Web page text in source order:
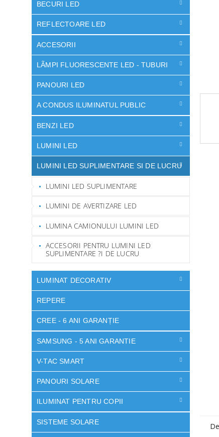
BECURI LED
REFLECTOARE LED
ACCESORII
LÃMPI FLUORESCENTE LED - TUBURI
PANOURI LED
A CONDUS ILUMINATUL PUBLIC
BENZI LED
LUMINI LED
LUMINI LED SUPLIMENTARE SI DE LUCRU
LUMINI LED SUPLIMENTARE
LUMINI DE AVERTIZARE LED
LUMINA CAMIONULUI LUMINI LED
ACCESORII PENTRU LUMINI LED
SUPLIMENTARE ?I DE LUCRU
LUMINAT DECORATIV
REPERE
CREE - 6 ANI GARANȚIE
SAMSUNG - 5 ANI GARANTIE
V-TAC SMART
PANOURI SOLARE
ILUMINAT PENTRU COPII
SISTEME SOLARE